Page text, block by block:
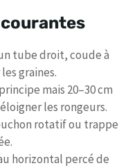
tube droit, coude à
graines.
mais 20–30 cm
les rongeurs.
rotatif ou trappe
horizontal percé de